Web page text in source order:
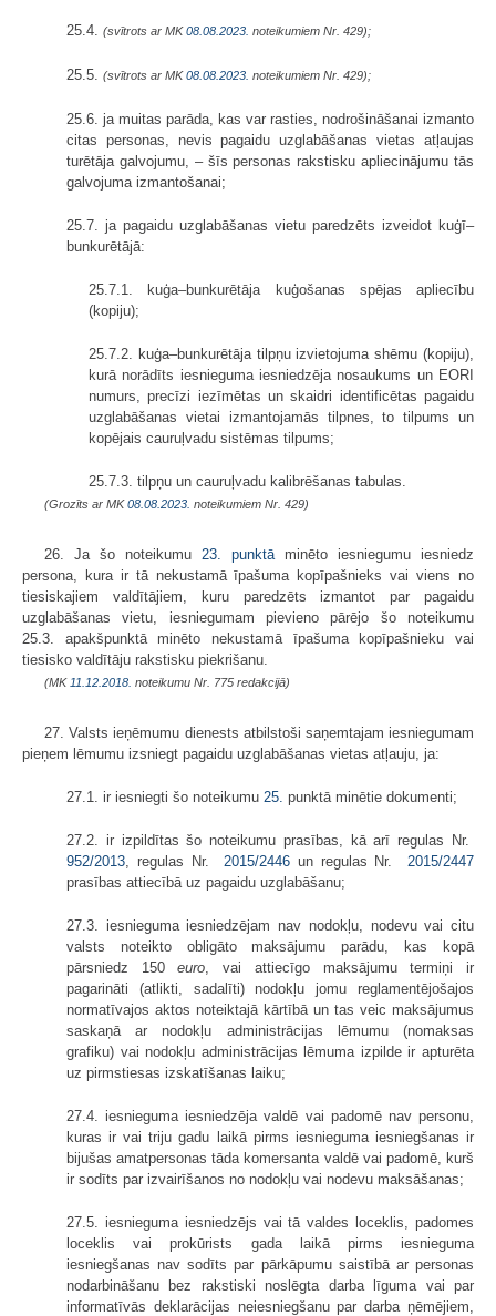
25.4. (svītrots ar MK08.08.2023. noteikumiem Nr. 429);
25.5. (svītrots ar MK08.08.2023. noteikumiem Nr. 429);
25.6. ja muitas parāda, kas var rasties, nodrošināšanai izmanto
citas personas, nevis pagaidu uzglabāšanas vietas atļaujas
turētāja galvojumu, – šīs personas rakstisku apliecinājumu tās
galvojuma izmantošanai;
25.7. ja pagaidu uzglabāšanas vietu paredzēts izveidot kuģī–
bunkurētājā:
25.7.1. kuģa–bunkurētāja kuģošanas spējas apliecību
(kopiju);
25.7.2. kuģa–bunkurētāja tilpņu izvietojuma shēmu (kopiju),
kurā norādīts iesnieguma iesniedzēja nosaukums un EORI
numurs, precīzi iezīmētas un skaidri identificētas pagaidu
uzglabāšanas vietai izmantojamās tilpnes, to tilpums un
kopējais cauruļvadu sistēmas tilpums;
25.7.3. tilpņu un cauruļvadu kalibrēšanas tabulas.
(Grozīts ar MK08.08.2023. noteikumiem Nr. 429)
26. Ja šo noteikumu 23. punktā minēto iesniegumu iesniedz
persona, kura ir tā nekustamā īpašuma kopīpašnieks vai viens no
tiesiskajiem valdītājiem, kuru paredzēts izmantot par pagaidu
uzglabāšanas vietu, iesniegumam pievieno pārējo šo noteikumu
25.3. apakšpunktā minēto nekustamā īpašuma kopīpašnieku vai
tiesisko valdītāju rakstisku piekrišanu.
(MK 11.12.2018. noteikumu Nr. 775 redakcijā)
27. Valsts ieņēmumu dienests atbilstoši saņemtajam iesniegumam
pieņem lēmumu izsniegt pagaidu uzglabāšanas vietas atļauju, ja:
27.1. ir iesniegti šo noteikumu 25. punktā minētie dokumenti;
27.2. ir izpildītas šo noteikumu prasības, kā arī regulas Nr.
952/2013 , regulas Nr. 2015/2446 un regulas Nr. 2015/2447
prasības attiecībā uz pagaidu uzglabāšanu;
27.3. iesnieguma iesniedzējam nav nodokļu, nodevu vai citu
valsts noteikto obligāto maksājumu parādu, kas kopā
pārsniedz 150euro , vai attiecīgo maksājumu termiņi ir
pagarināti (atlikti, sadalīti) nodokļu jomu reglamentējošajos
normatīvajos aktos noteiktajā kārtībā un tas veic maksājumus
saskaņā ar nodokļu administrācijas lēmumu (nomaksas
grafiku) vai nodokļu administrācijas lēmuma izpilde ir apturēta
uz pirmstiesas izskatīšanas laiku;
27.4. iesnieguma iesniedzēja valdē vai padomē nav personu,
kuras ir vai triju gadu laikā pirms iesnieguma iesniegšanas ir
bijušas amatpersonas tāda komersanta valdē vai padomē, kurš
ir sodīts par izvairīšanos no nodokļu vai nodevu maksāšanas;
27.5. iesnieguma iesniedzējs vai tā valdes loceklis, padomes
loceklis vai prokūrists gada laikā pirms iesnieguma
iesniegšanas nav sodīts par pārkāpumu saistībā ar personas
nodarbināšanu bez rakstiski noslēgta darba līguma vai par
informatīvās deklarācijas neiesniegšanu par darba ņēmējiem,